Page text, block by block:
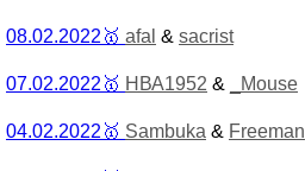
08.02.2022 🥇 afal & sacrist
07.02.2022 🥇 НВА1952 & _Mouse
04.02.2022 🥇 Sambuka & Freeman